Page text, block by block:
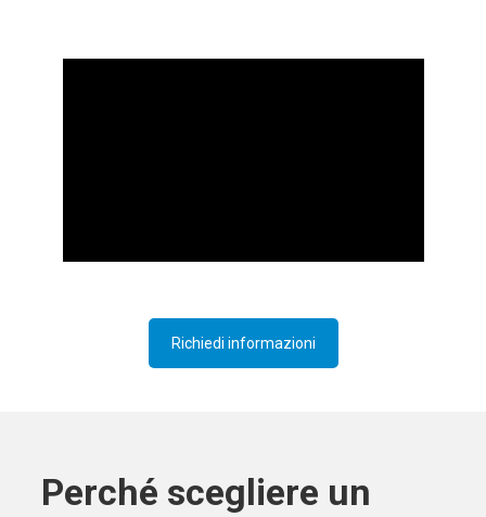
Richiedi informazioni
Perché scegliere un